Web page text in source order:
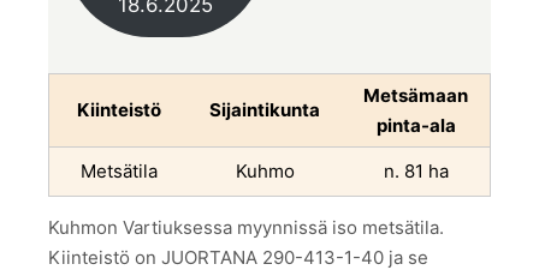
Kiinteistö Sijaintikunta
Metsämaan
pinta-ala
Metsätila
Kuhmo n. 81 ha
Kuhmon Vartiuksessa myynnissä iso metsätila.
Kiinteistö on JUORTANA 290-413-1-40 ja se